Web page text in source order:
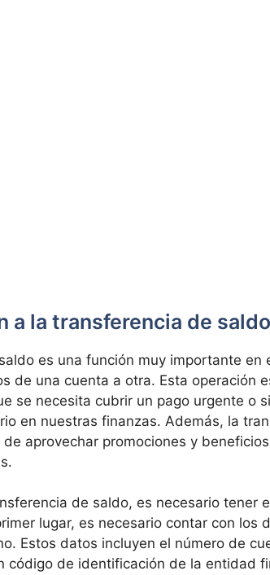
a la transferencia de
es una función muy importante en
de una cuenta a otra. Esta operación
se necesita cubrir un pago urgente o
en nuestras finanzas. Además, la
aprovechar promociones y
de saldo, es necesario tener
lugar, es necesario contar con los
Estos datos incluyen el número de
código de identificación de la entidad